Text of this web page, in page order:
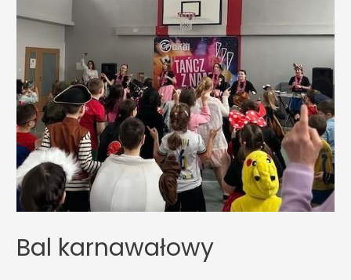
Bal karnawałowy